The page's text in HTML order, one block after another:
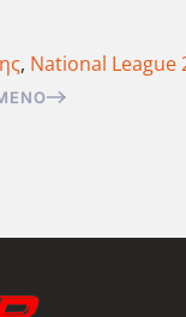
, National League